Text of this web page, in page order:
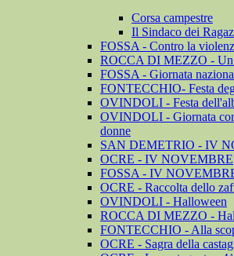
Corsa campestre
Il Sindaco dei
FOSSA - Contro la
ROCCA DI MEZZO -
FOSSA - Giornata
FONTECCHIO- Festa
OVINDOLI - Festa
OVINDOLI - Giornata
donne
SAN DEMETRIO - IV
OCRE - IV NOVEMBRE
FOSSA - IV
OCRE - Raccolta dello
OVINDOLI - Halloween
ROCCA DI MEZZO -
FONTECCHIO - Alla
OCRE - Sagra della